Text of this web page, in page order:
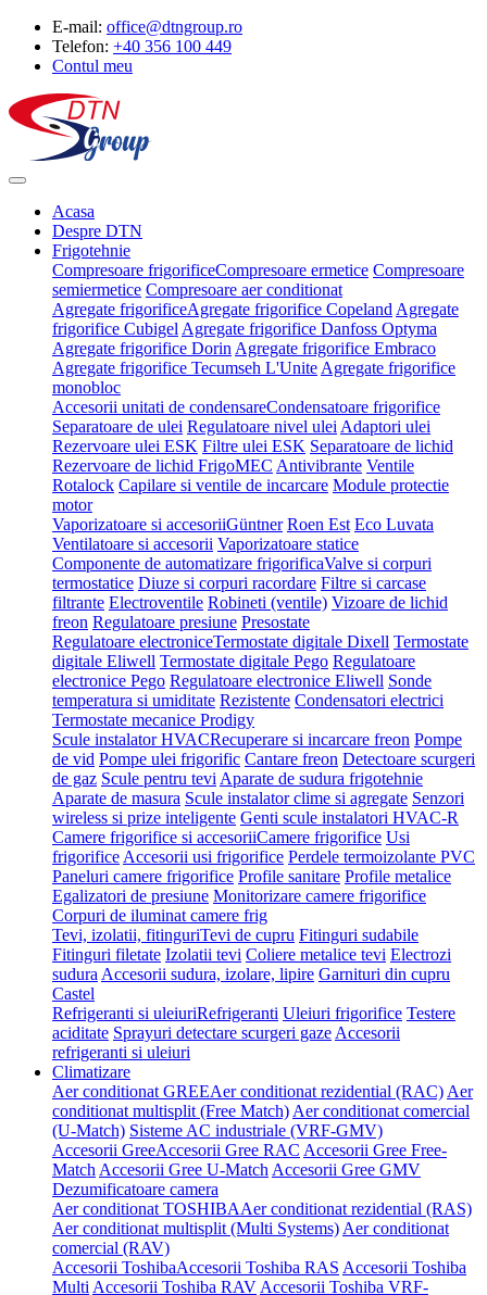
E-mail: office@dtngroup.ro
Telefon: +40 356 100 449
Contul meu
Acasa
Despre DTN
Frigotehnie
Compresoare frigorificeCompresoare ermetice Compresoare
semiermetice Compresoare aer conditionat
Agregate frigorificeAgregate frigorifice Copeland Agregate
frigorifice Cubigel Agregate frigorifice Danfoss Optyma
Agregate frigorifice Dorin Agregate frigorifice Embraco
Agregate frigorifice Tecumseh L'Unite Agregate frigorifice
monobloc
Accesorii unitati de condensareCondensatoare frigorifice
Separatoare de ulei Regulatoare nivel ulei Adaptori ulei
Rezervoare ulei ESK Filtre ulei ESK Separatoare de lichid
Rezervoare de lichid FrigoMEC Antivibrante Ventile
Rotalock Capilare si ventile de incarcare Module protectie
motor
Vaporizatoare si accesoriiGüntner Roen Est Eco Luvata
Ventilatoare si accesorii Vaporizatoare statice
Componente de automatizare frigorificaValve si corpuri
termostatice Diuze si corpuri racordare Filtre si carcase
filtrante Electroventile Robineti (ventile) Vizoare de lichid
freon Regulatoare presiune Presostate
Regulatoare electroniceTermostate digitale Dixell Termostate
digitale Eliwell Termostate digitale Pego Regulatoare
electronice Pego Regulatoare electronice Eliwell Sonde
temperatura si umiditate Rezistente Condensatori electrici
Termostate mecanice Prodigy
Scule instalator HVACRecuperare si incarcare freon Pompe
de vid Pompe ulei frigorific Cantare freon Detectoare scurgeri
de gaz Scule pentru tevi Aparate de sudura frigotehnie
Aparate de masura Scule instalator clime si agregate Senzori
wireless si prize inteligente Genti scule instalatori HVAC-R
Camere frigorifice si accesoriiCamere frigorifice Usi
frigorifice Accesorii usi frigorifice Perdele termoizolante PVC
Paneluri camere frigorifice Profile sanitare Profile metalice
Egalizatori de presiune Monitorizare camere frigorifice
Corpuri de iluminat camere frig
Tevi, izolatii, fitinguriTevi de cupru Fitinguri sudabile
Fitinguri filetate Izolatii tevi Coliere metalice tevi Electrozi
sudura Accesorii sudura, izolare, lipire Garnituri din cupru
Castel
Refrigeranti si uleiuriRefrigeranti Uleiuri frigorifice Testere
aciditate Sprayuri detectare scurgeri gaze Accesorii
refrigeranti si uleiuri
Climatizare
Aer conditionat GREEAer conditionat rezidential (RAC) Aer
conditionat multisplit (Free Match) Aer conditionat comercial
(U-Match) Sisteme AC industriale (VRF-GMV)
Accesorii GreeAccesorii Gree RAC Accesorii Gree Free-
Match Accesorii Gree U-Match Accesorii Gree GMV
Dezumificatoare camera
Aer conditionat TOSHIBAAer conditionat rezidential (RAS)
Aer conditionat multisplit (Multi Systems) Aer conditionat
comercial (RAV)
Accesorii ToshibaAccesorii Toshiba RAS Accesorii Toshiba
Multi Accesorii Toshiba RAV Accesorii Toshiba VRF-